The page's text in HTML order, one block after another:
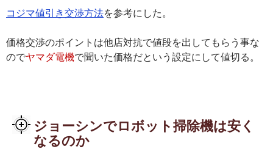
コジマ値引き交渉方法を参考にした。
価格交渉のポイントは他店対抗で値段を出してもらう事な
のでヤマダ電機で聞いた価格だという設定にして値切る。
ジョーシンでロボット掃除機は安く
なるのか